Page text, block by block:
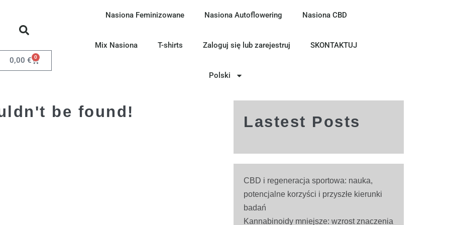
0,00 € 0
Nasiona Feminizowane Nasiona Autoflowering Nasiona CBD
Mix Nasiona T-shirts Zaloguj się lub zarejestruj SKONTAKTUJ
Polski
be found!
Lastest Posts
CBD i regeneracja sportowa: nauka,
potencjalne korzyści i przyszłe kierunki
badań
Kannabinoidy mniejsze: wzrost znaczenia